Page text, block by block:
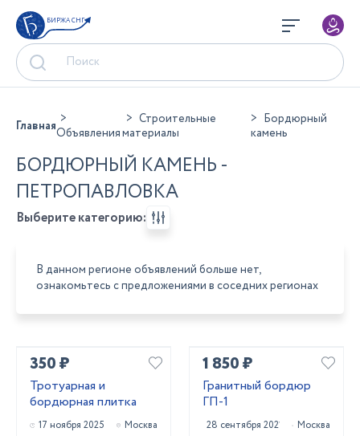
БИРЖА СНГ
ГлавнаяОбъявления
Строительные
материалы
Бордюрный
камень
БОРДЮРНЫЙ КАМЕНЬ -
ПЕТРОПАВЛОВКА
Выберите категорию:
В данном регионе объявлений больше нет,
ознакомьтесь с предложениями в соседних регионах
350 ₽
Тротуарная и
бордюрная плитка
17 ноября 2025 Москва
1 850 ₽
Гранитный бордюр
ГП-1
28 сентября 2021 Москва